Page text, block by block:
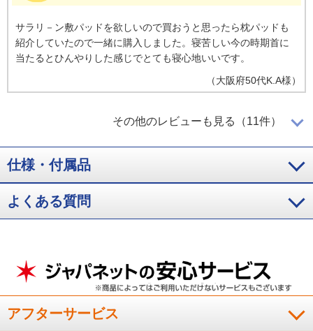
サラリ－ン敷パッドを欲しいので買おうと思ったら枕パッドも
紹介していたので一緒に購入しました。寝苦しい今の時期首に
当たるとひんやりした感じでとても寝心地いいです。
（大阪府50代K.A様）
さらっとしている
パッドを買うなら一緒に買った方がいいと思ったので購入しま
した。さらっとしているように思います。気持ちいいです。
O.K様）
寝汗や頭皮の臭いが気になって。 ： 多少寝汗は残るけど頭
の臭い取りは凄くいいいなと感じました。
その他のレビューも見る（11件）
仕様・付属品
よくある質問
アフターサービス